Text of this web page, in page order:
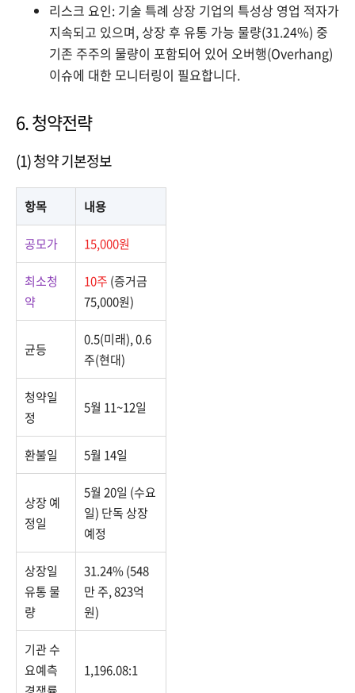
리스크 요인: 기술 특례 상장 기업의 특성상 영업 적자가
지속되고 있으며, 상장 후 유통 가능 물량(31.24%) 중
기존 주주의 물량이 포함되어 있어 오버행(Overhang)
이슈에 대한 모니터링이 필요합니다.
6. 청약전략
(1) 청약 기본정보
항목 내용
공모가 15,000원
최소청
약
10주 (증거금
75,000원)
균등
0.5(미래), 0.6
주(현대)
청약일
정
5월 11~12일
환불일 5월 14일
상장 예
정일
5월 20일 (수요
일) 단독 상장
예정
상장일
유통 물
량
31.24% (548
만 주, 823억
원)
기관 수
요예측
1,196.08:1